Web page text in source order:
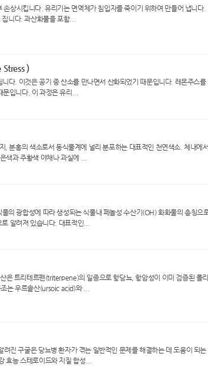
상시킵니다. 유리기는 면역체가 침입자를 죽이기 위하여 만들어 냅니다.
니다. 과산화물을 포함...
)
. 이것은 공기 중 산소를 만나면서 산화되었기 때문입니다. 레몬주스를
입니다. 이 과정은 유리...
홍의 색소로서 동식물계에 널리 분포하는 대표적인 천연색소. 체내에
색과 주황색 야채나 과실에 ...
광합성에 따라 생성되는 식물내 페놀성 수산기(OH) 화화물의 총칭으
알려져 있습니다. 대표적인...
은 트리테르펜(triterpene)의 일종으로 항당뇨, 항암성이 이미 검증된 폴
는 우르솔산(ursoic acid)와 ...
구굴은 당뇨병 환자가 겪는 일반적인 문제를 해결하는 데 도움이 되는
효능 스테로이드와 지질 합성...